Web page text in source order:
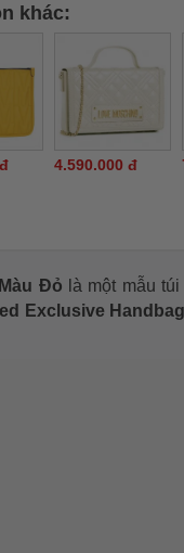
khác:
4.590.000 đ
Đỏ là một mẫu
Exclusive Handbag